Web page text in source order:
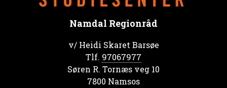
Namdal Regionråd
v/ Heidi Skaret Barsøe
Tlf. 97067977
Søren R. Tornæs veg 10
7800 Namsos